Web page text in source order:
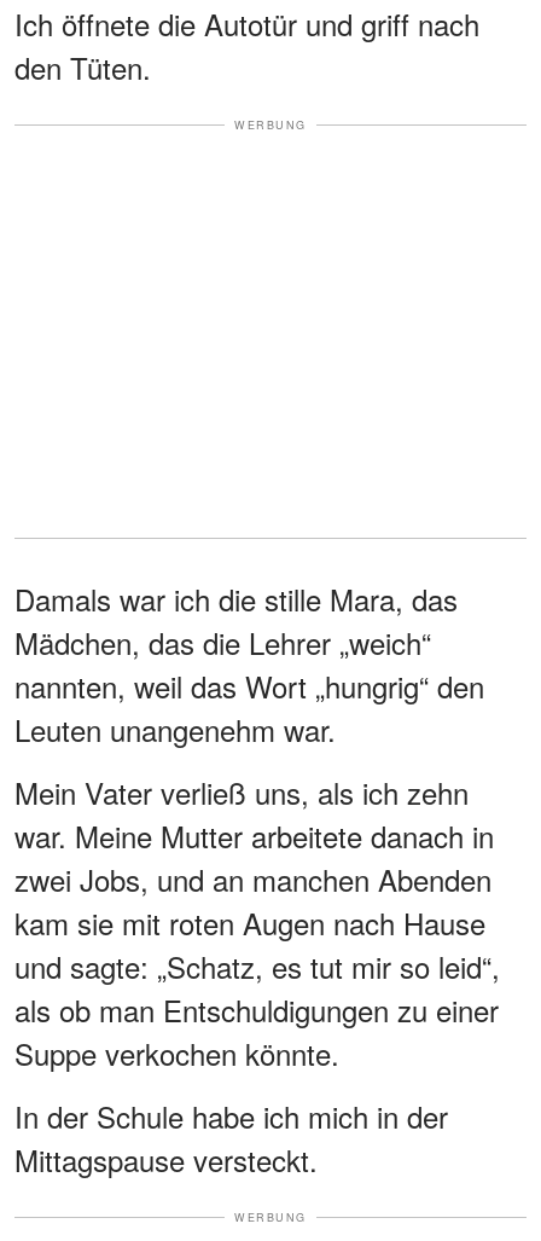
Ich öffnete die Autotür und griff nach
den Tüten.
WERBUNG
Damals war ich die stille Mara, das
Mädchen, das die Lehrer „weich“
nannten, weil das Wort „hungrig“ den
Leuten unangenehm war.
Mein Vater verließ uns, als ich zehn
war. Meine Mutter arbeitete danach in
zwei Jobs, und an manchen Abenden
kam sie mit roten Augen nach Hause
und sagte: „Schatz, es tut mir so leid“,
als ob man Entschuldigungen zu einer
Suppe verkochen könnte.
In der Schule habe ich mich in der
Mittagspause versteckt.
WERBUNG